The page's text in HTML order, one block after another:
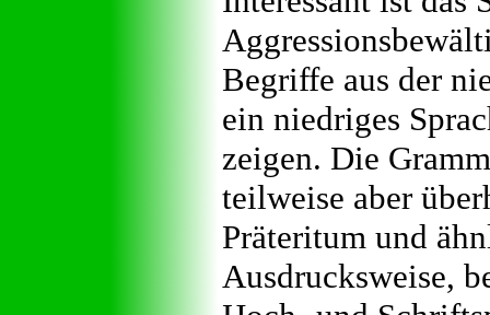
Begriffe aus der
ein niedriges
zeigen. Die
teilweise aber
Präteritum und
Ausdrucksweise,